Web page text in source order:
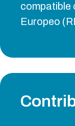
compatible
Europeo